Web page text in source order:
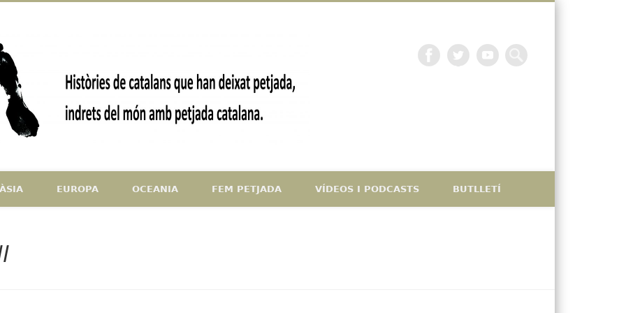
La petjada catalana
del món amb petjada catalana
ÀSIA EUROPA OCEANIA FEM PETJADA VÍDEOS I PODCASTS BUTLLETÍ